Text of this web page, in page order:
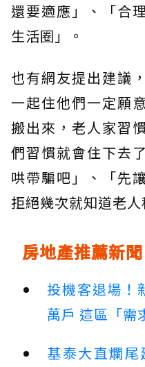
還要適應」、「合
生活圈」。
也有網友提出建議
一起住他們一定願
搬出來，老人家習
們習慣就會住下去
哄帶騙吧」、「先
拒絕幾次就知道老人
房地產推薦新聞
投機客退場！
萬戶 這區「需
基泰大直爛